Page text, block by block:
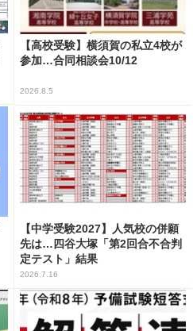
【高校受験】横須賀の私立4校が
参加…合同相談会10/12
2026.8.5
【中学受験2027】人気校の併願
先は…四谷大塚「第2回合不合判
定テスト」結果
2026.7.16